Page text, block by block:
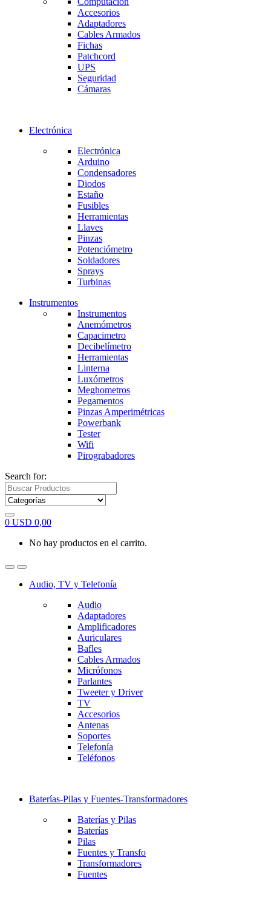
Accesorios
Adaptadores
Cables Armados
Fichas
Patchcord
UPS
Seguridad
Cámaras
Electrónica
Electrónica
Arduino
Condensadores
Diodos
Estaño
Fusibles
Herramientas
Llaves
Pinzas
Potenciómetro
Soldadores
Sprays
Turbinas
Instrumentos
Instrumentos
Anemómetros
Capacimetro
Decibelímetro
Herramientas
Linterna
Luxómetros
Meghometros
Pegamentos
Pinzas Amperimétricas
Powerbank
Tester
Wifi
Pirograbadores
Search for:
0 USD 0,00
No hay productos en el carrito.
Audio, TV y Telefonía
Audio
Adaptadores
Amplificadores
Auriculares
Bafles
Cables Armados
Micrófonos
Parlantes
Tweeter y Driver
TV
Accesorios
Antenas
Soportes
Telefonía
Teléfonos
Baterías-Pilas y Fuentes-Transformadores
Baterías y Pilas
Baterías
Pilas
Fuentes y Transfo
Transformadores
Fuentes